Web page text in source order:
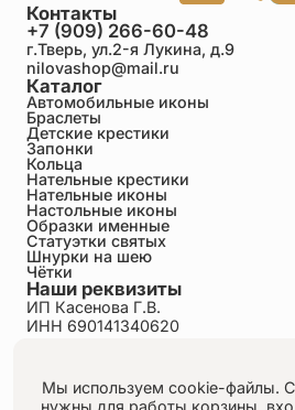
Каталог
Автомобильные иконы
Браслеты
Детские крестики
Запонки
Кольца
Нательные крестики
Нательные иконы
Настольные иконы
Образки именные
Статуэтки святых
Шнурки на шею
Чётки
Контакты
+7 (909) 266-60-48
г.Тверь, ул.2-я Лукина, д.9
nilovashop@mail.ru
Наши реквизиты
ИП Касенова Г.В.
ИНН 690141340620
Пользовательское соглашение
Публичная оферта
Мы используем cookie-файлы.
нужны для работы корзины,